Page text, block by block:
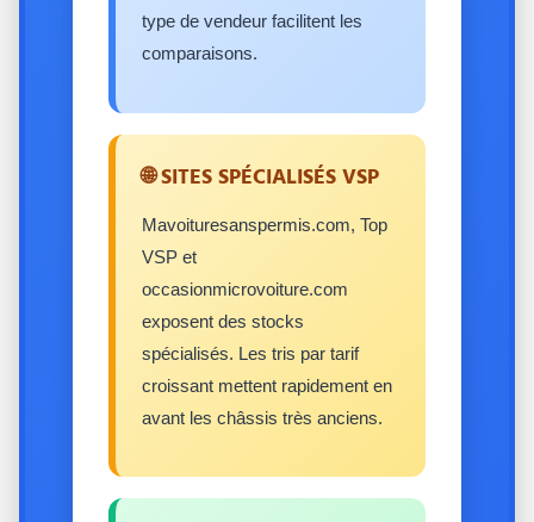
type de vendeur facilitent les
comparaisons.
🌐 SITES SPÉCIALISÉS VSP
Mavoituresanspermis.com, Top
VSP et
occasionmicrovoiture.com
exposent des stocks
spécialisés. Les tris par tarif
croissant mettent rapidement en
avant les châssis très anciens.